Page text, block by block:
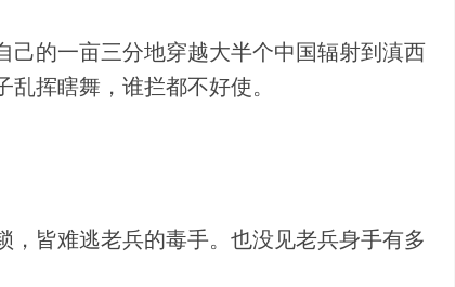
己的一亩三分地穿越大半个中国辐射到滇西
挥瞎舞，谁拦都不好使。
皆难逃老兵的毒手。也没见老兵身手有多